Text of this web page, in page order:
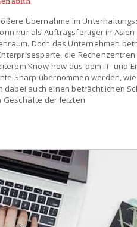
Übernahme im
nur als Auftragsfertiger in
Doch das Unternehmen
die
Know-how aus dem IT- und
Sharp übernommen werden,
dabei auch einen beträchtlichen
Geschäfte der letzten